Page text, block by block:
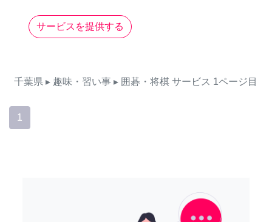
サービスを提供する
千葉県 ▸ 趣味・習い事 ▸ 囲碁・将棋 サービス 1ページ目
1